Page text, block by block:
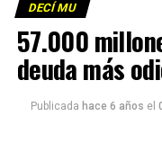
Foto: Martina Perosa
Descargar el
La reproducción de
que mandar un mail a
emitir todos los
DECÍ MU
57.000
deuda más
Publicada hace 6 años el